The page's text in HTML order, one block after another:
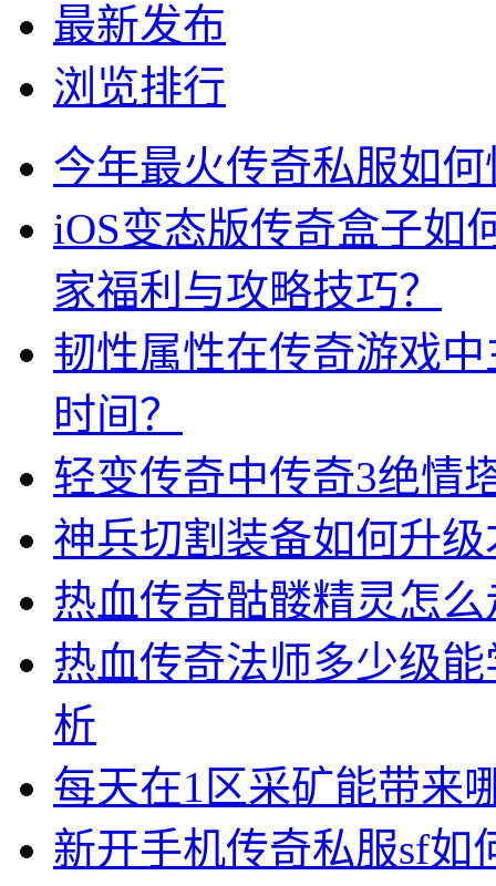
最新发布
浏览排行
今年最火传奇私服如
iOS变态版传奇盒子如
家福利与攻略技巧？
韧性属性在传奇游戏
时间？
轻变传奇中传奇3绝情
神兵切割装备如何升
热血传奇骷髅精灵怎
热血传奇法师多少级
析
每天在1区采矿能带来
新开手机传奇私服sf如